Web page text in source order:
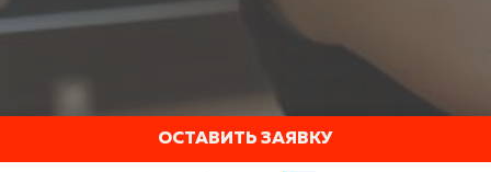
ОСТАВИТЬ ЗАЯВКУ